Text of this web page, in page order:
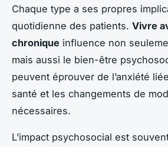
Chaque type a ses propres
quotidienne des patients. Vivre
chronique influence non
mais aussi le bien-être
peuvent éprouver de l’anxiété
santé et les changements de
nécessaires.
L’impact psychosocial est